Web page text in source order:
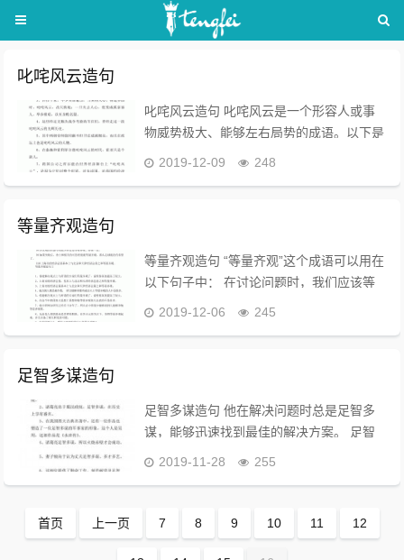
叱咤风云造句
叱咤风云造句 叱咤风云是一个形容人或事
物威势极大、能够左右局势的成语。以下是
2019-12-09 248
等量齐观造句
等量齐观造句 “等量齐观”这个成语可以用在
以下句子中： 在讨论问题时，我们应该等
2019-12-06 245
足智多谋造句
足智多谋造句 他在解决问题时总是足智多
谋，能够迅速找到最佳的解决方案。 足智
2019-11-28 255
首页 上一页 7 8 9 10 11 12